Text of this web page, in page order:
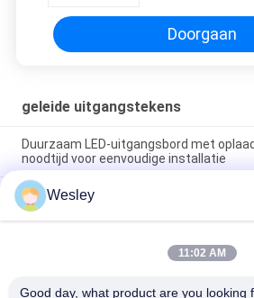
Doorgaan
geleide uitgangstekens
Duurzaam LED-uitgangsbord met
noodtijd voor eenvoudige installatie
IP65-geclassificeerd LED-
Ni-Cd-batterijgevoede
De muuroppervlakte zette SMD-LEIDEN
Nooduitgangteken/het Plastic Lopende
Wesley
11:02 AM
Good day, what product are you looking